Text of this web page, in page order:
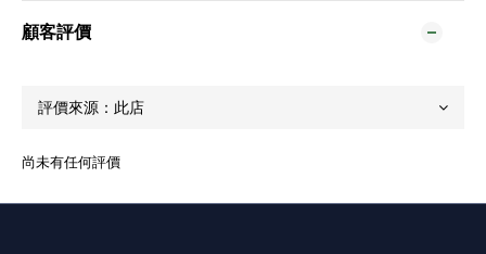
顧客評價
尚未有任何評價